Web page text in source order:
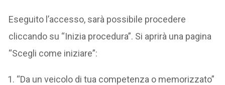
Eseguito l’accesso, sarà possibile procedere
cliccando su “Inizia procedura”. Si aprirà una pagina
“Scegli come iniziare”:
“Da un veicolo di tua competenza o memorizzato”